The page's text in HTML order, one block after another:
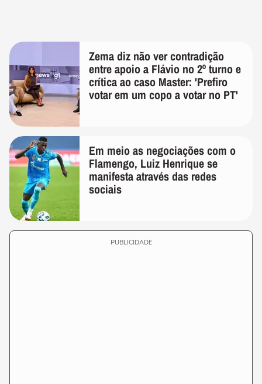
Zema diz não ver contradição
entre apoio a Flávio no 2º turno e
crítica ao caso Master: 'Prefiro
votar em um copo a votar no PT'
Em meio as negociações com o
Flamengo, Luiz Henrique se
manifesta através das redes
sociais
PUBLICIDADE